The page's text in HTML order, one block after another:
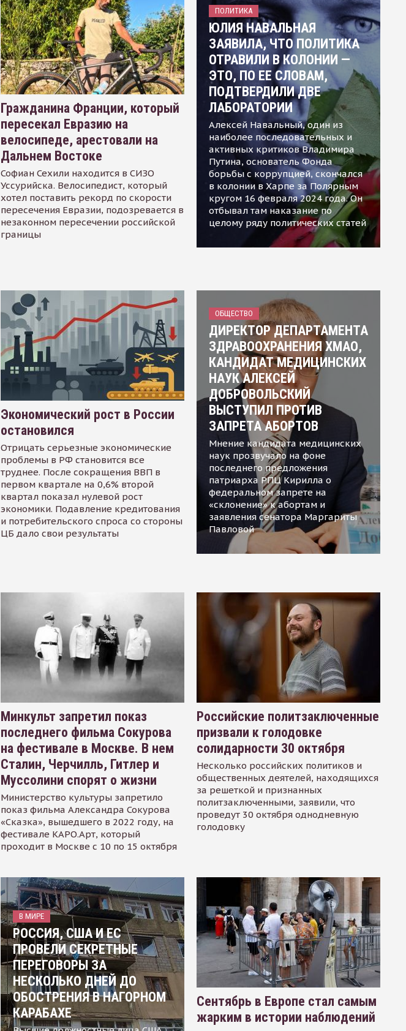
Гражданина Франции, который
пересекал Евразию на
велосипеде, арестовали на
Дальнем Востоке
Софиан Сехили находится в СИЗО
Уссурийска. Велосипедист, который
хотел поставить рекорд по скорости
пересечения Евразии, подозревается в
незаконном пересечении российской
границы
ПОЛИТИКА
ЮЛИЯ НАВАЛЬНАЯ
ЗАЯВИЛА, ЧТО ПОЛИТИКА
ОТРАВИЛИ В КОЛОНИИ —
ЭТО, ПО ЕЕ СЛОВАМ,
ПОДТВЕРДИЛИ ДВЕ
ЛАБОРАТОРИИ
Алексей Навальный, один из
наиболее последовательных и
активных критиков Владимира
Путина, основатель Фонда
борьбы с коррупцией, скончался
в колонии в Харпе за Полярным
кругом 16 февраля 2024 года. Он
отбывал там наказание по
целому ряду политических статей
Экономический рост в России
остановился
Отрицать серьезные экономические
проблемы в РФ становится все
труднее. После сокращения ВВП в
первом квартале на 0,6% второй
квартал показал нулевой рост
экономики. Подавление кредитования
и потребительского спроса со стороны
ЦБ дало свои результаты
ОБЩЕСТВО
ДИРЕКТОР ДЕПАРТАМЕНТА
ЗДРАВООХРАНЕНИЯ ХМАО,
КАНДИДАТ МЕДИЦИНСКИХ
НАУК АЛЕКСЕЙ
ДОБРОВОЛЬСКИЙ
ВЫСТУПИЛ ПРОТИВ
ЗАПРЕТА АБОРТОВ
Мнение кандидата медицинских
наук прозвучало на фоне
последнего предложения
патриарха РПЦ Кирилла о
федеральном запрете на
«склонение» к абортам и
заявления сенатора Маргариты
Павловой
Минкульт запретил показ
последнего фильма Сокурова
на фестивале в Москве. В нем
Сталин, Черчилль, Гитлер и
Муссолини спорят о жизни
Министерство культуры запретило
показ фильма Александра Сокурова
«Сказка», вышедшего в 2022 году, на
фестивале КАРО.Арт, который
проходит в Москве с 10 по 15 октября
Российские политзаключенные
призвали к голодовке
солидарности 30 октября
Несколько российских политиков и
общественных деятелей, находящихся
за решеткой и признанных
политзаключенными, заявили, что
проведут 30 октября однодневную
голодовку
В МИРЕ
РОССИЯ, США И ЕС
ПРОВЕЛИ СЕКРЕТНЫЕ
ПЕРЕГОВОРЫ ЗА
НЕСКОЛЬКО ДНЕЙ ДО
ОБОСТРЕНИЯ В НАГОРНОМ
КАРАБАХЕ
Сентябрь в Европе стал самым
жарким в истории наблюдений